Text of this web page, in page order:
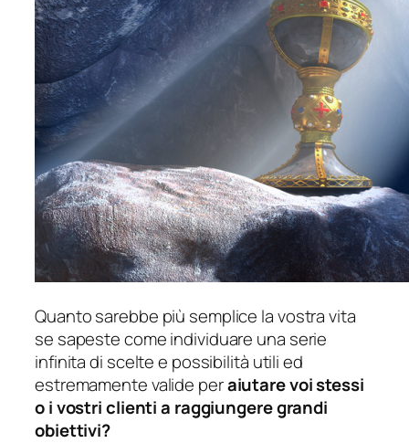
Quanto sarebbe più semplice la vostra vita
se sapeste come individuare una serie
infinita di scelte e possibilità utili ed
estremamente valide peraiutare voi stessi
o i vostri clienti a raggiungere grandi
obiettivi?